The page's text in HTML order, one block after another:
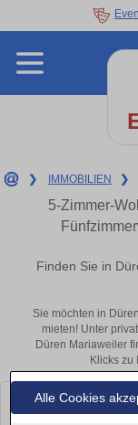
Alle Cookies
❯ IMMOBILIEN ❯
5-Zimmer-
Finden Sie in
Sie möchten in
mieten! Unter
Düren Mariaweiler
Klicks zu
Leider konnten wir
bald wieder vorbei!